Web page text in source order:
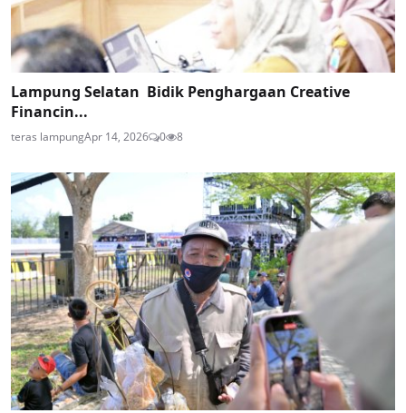
Lampung Selatan Bidik Penghargaan Creative
Financin...
teras lampungApr 14, 2026 0 8